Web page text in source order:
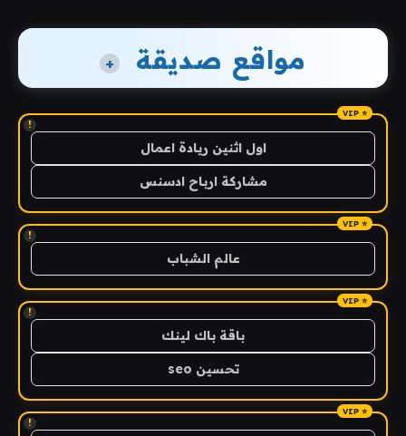
مواقع صديقة +
!
اول اثنين ريادة اعمال
مشاركة ارباح ادسنس
!
عالم الشباب
!
باقة باك لينك
تحسين seo
!